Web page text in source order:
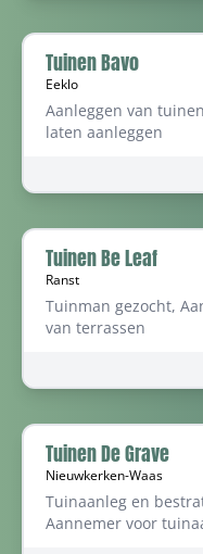
Tuinen Bavo
Eeklo
Aanleggen van
laten aanleggen
Tuinen Be Leaf
Ranst
Tuinman gezocht,
van terrassen
Tuinen De Grave
Nieuwkerken-Waas
Tuinaanleg en
Aannemer voor